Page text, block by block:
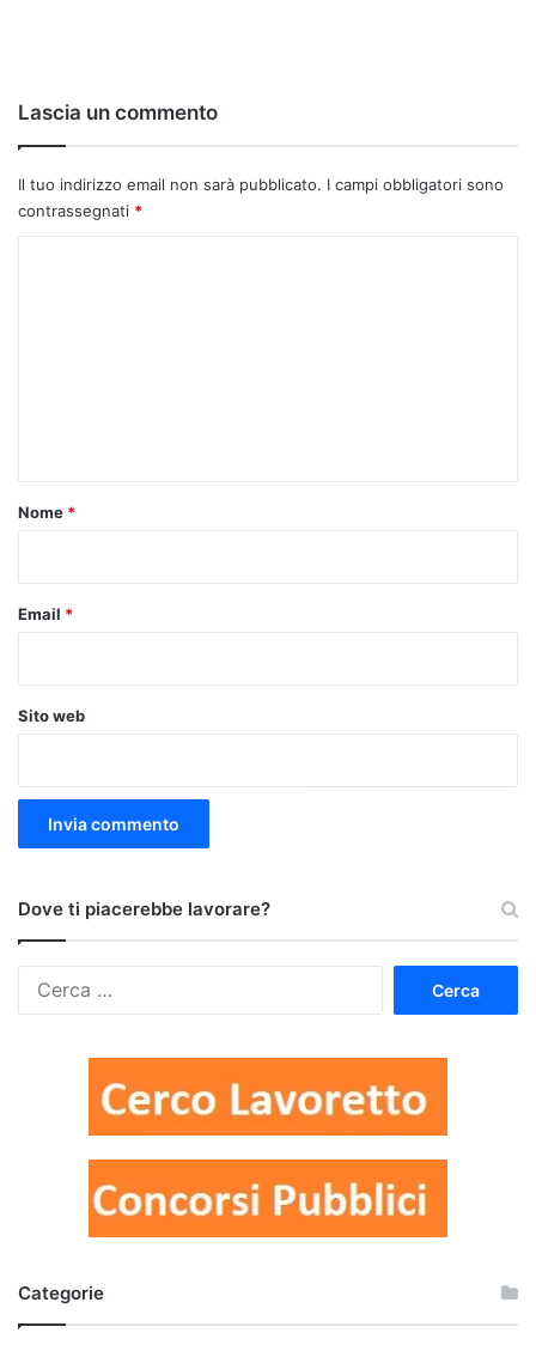
Lascia un commento
Il tuo indirizzo email non sarà pubblicato. I campi obbligatori sono
contrassegnati *
o
Nome *
Email *
Sito web
Dove ti piacerebbe lavorare?
Categorie